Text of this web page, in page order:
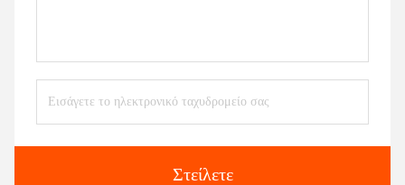
Στείλετε